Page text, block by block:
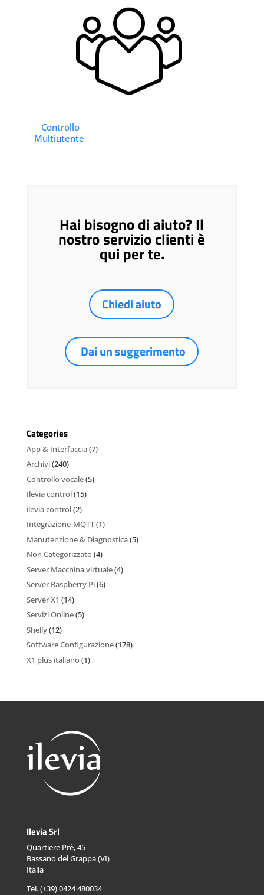
Controllo
Multiutente
Hai bisogno di aiuto? Il
nostro servizio clienti è
qui per te.
Chiedi aiuto
Dai un suggerimento
Categories
App & Interfaccia(7)
Archivi(240)
Controllo vocale(5)
Ilevia control(15)
ilevia control(2)
Integrazione-MQTT(1)
Manutenzione & Diagnostica(5)
Non Categorizzato(4)
Server Macchina virtuale(4)
Server Raspberry Pi(6)
Server X1 (14)
Servizi Online(5)
Shelly(12)
Software Configurazione(178)
X1 plus italiano(1)
Ilevia Srl
Quartiere Prè, 45
Bassano del Grappa (VI)
Italia
Tel. (+39) 0424 480034